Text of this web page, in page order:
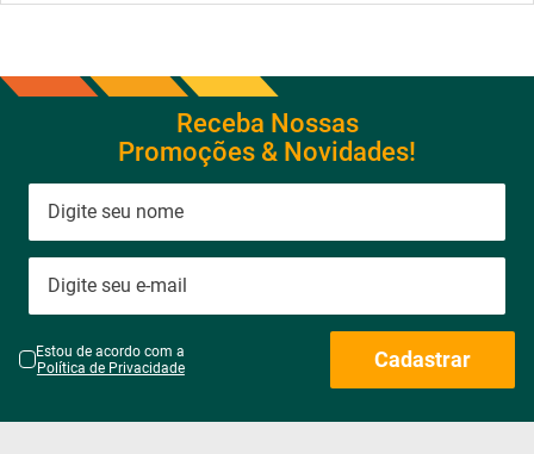
Receba Nossas
Promoções & Novidades!
Estou de acordo com a
Política de Privacidade
Cadastrar